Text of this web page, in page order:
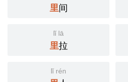
里间
lǐ lā
里拉
lǐ rén